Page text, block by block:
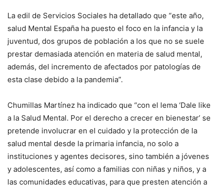
La edil de Servicios Sociales ha detallado que “este año,
salud Mental España ha puesto el foco en la infancia y la
juventud, dos grupos de población a los que no se suele
prestar demasiada atención en materia de salud mental,
además, del incremento de afectados por patologías de
esta clase debido a la pandemia”.
Chumillas Martínez ha indicado que “con el lema ‘Dale like
a la Salud Mental. Por el derecho a crecer en bienestar’ se
pretende involucrar en el cuidado y la protección de la
salud mental desde la primaria infancia, no solo a
instituciones y agentes decisores, sino también a jóvenes
y adolescentes, así como a familias con niñas y niños, y a
las comunidades educativas, para que presten atención a